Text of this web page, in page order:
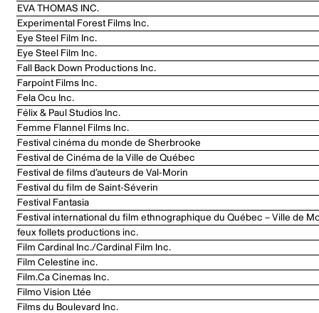
EVA THOMAS INC.
Experimental Forest Films Inc.
Eye Steel Film Inc.
Eye Steel Film Inc.
Fall Back Down Productions Inc.
Farpoint Films Inc.
Fela Ocu Inc.
Félix & Paul Studios Inc.
Femme Flannel Films Inc.
Festival cinéma du monde de Sherbrooke
Festival de Cinéma de la Ville de Québec
Festival de films d’auteurs de Val-Morin
Festival du film de Saint-Séverin
Festival Fantasia
Festival international du film ethnographique du Québec – Ville de
feux follets productions inc.
Film Cardinal Inc./Cardinal Film Inc.
Film Celestine inc.
Film.Ca Cinemas Inc.
Filmo Vision Ltée
Films du Boulevard Inc.